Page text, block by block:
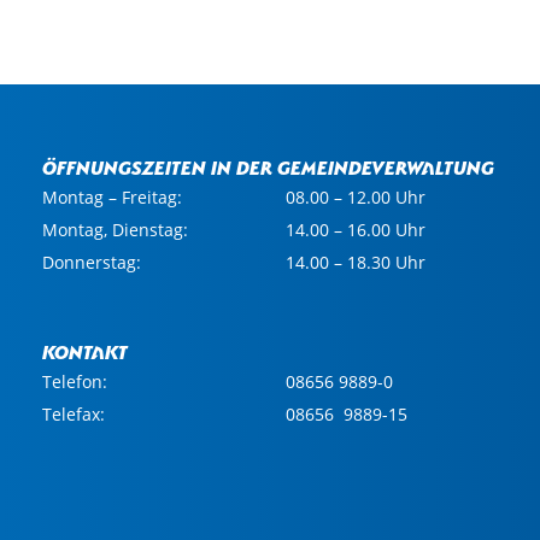
Öffnungszeiten in der Gemeindeverwaltung
Montag – Freitag:
08.00 – 12.00 Uhr
Montag, Dienstag:
14.00 – 16.00 Uhr
Donnerstag:
14.00 – 18.30 Uhr
Kontakt
Telefon:
08656 9889-0
Telefax:
08656 9889-15